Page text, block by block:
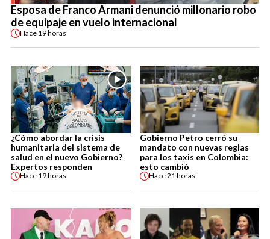
Esposa de Franco Armani denunció millonario robo
de equipaje en vuelo internacional
Hace 19 horas
¿Cómo abordar la crisis
humanitaria del sistema de
salud en el nuevo Gobierno?
Expertos responden
Hace 19 horas
Gobierno Petro cerró su
mandato con nuevas reglas
para los taxis en Colombia:
esto cambió
Hace21 horas